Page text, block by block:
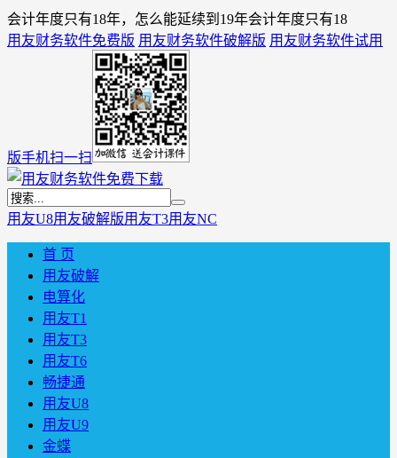
会计年度只有18年，怎么能延续到19年会计年度只有18
用友财务软件免费版 用友财务软件破解版 用友财务软件试用
版手机扫一扫
用友U8用友破解版用友T3用友NC
首 页
用友破解
电算化
用友T1
用友T3
用友T6
畅捷通
用友U8
用友U9
金蝶